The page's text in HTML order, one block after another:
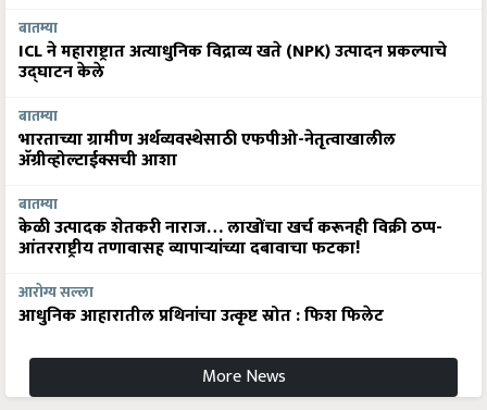
बातम्या
ICL ने महाराष्ट्रात अत्याधुनिक विद्राव्य खते (NPK) उत्पादन प्रकल्पाचे
उद्घाटन केले
बातम्या
भारताच्या ग्रामीण अर्थव्यवस्थेसाठी एफपीओ-नेतृत्वाखालील
अ‍ॅग्रीव्होल्टाईक्सची आशा
बातम्या
केळी उत्पादक शेतकरी नाराज… लाखोंचा खर्च करूनही विक्री ठप्प-
आंतरराष्ट्रीय तणावासह व्यापाऱ्यांच्या दबावाचा फटका!
आरोग्य सल्ला
आधुनिक आहारातील प्रथिनांचा उत्कृष्ट स्रोत : फिश फिलेट
More News